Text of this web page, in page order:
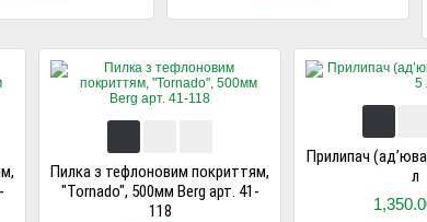
Пилка з тефлоновим покриттям,
"Tornado", 500мм Berg арт. 41-
118
Прилипач
л